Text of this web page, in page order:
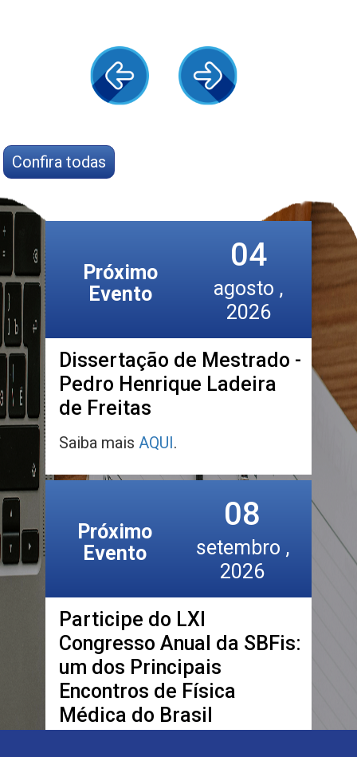
Confira todas
Próximo
Evento
04
agosto ,
2026
Dissertação de Mestrado -
Pedro Henrique Ladeira
de Freitas
Saiba mais AQUI.
Próximo
Evento
08
setembro ,
2026
Participe do LXI
Congresso Anual da SBFis:
um dos Principais
Encontros de Física
Médica do Brasil